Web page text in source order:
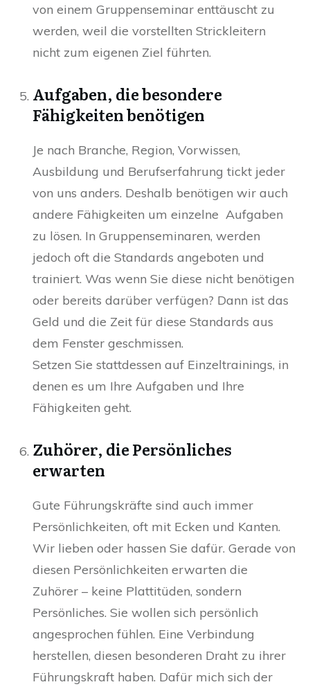
von einem Gruppenseminar enttäuscht zu
werden, weil die vorstellten Strickleitern
nicht zum eigenen Ziel führten.
Aufgaben, die besondere
Fähigkeiten benötigen
Je nach Branche, Region, Vorwissen,
Ausbildung und Berufserfahrung tickt jeder
von uns anders. Deshalb benötigen wir auch
andere Fähigkeiten um einzelne Aufgaben
zu lösen. In Gruppenseminaren, werden
jedoch oft die Standards angeboten und
trainiert. Was wenn Sie diese nicht benötigen
oder bereits darüber verfügen? Dann ist das
Geld und die Zeit für diese Standards aus
dem Fenster geschmissen.
Setzen Sie stattdessen auf Einzeltrainings, in
denen es um Ihre Aufgaben und Ihre
Fähigkeiten geht.
Zuhörer, die Persönliches
erwarten
Gute Führungskräfte sind auch immer
Persönlichkeiten, oft mit Ecken und Kanten.
Wir lieben oder hassen Sie dafür. Gerade von
diesen Persönlichkeiten erwarten die
Zuhörer – keine Plattitüden, sondern
Persönliches. Sie wollen sich persönlich
angesprochen fühlen. Eine Verbindung
herstellen, diesen besonderen Draht zu ihrer
Führungskraft haben. Dafür mich sich der